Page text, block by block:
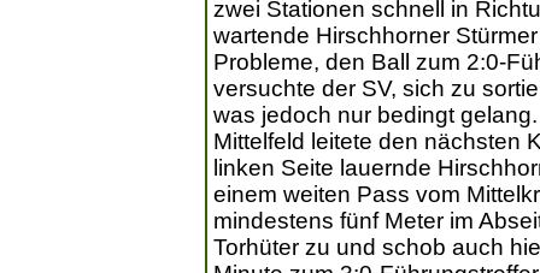
zwei Stationen schnell in
wartende Hirschhorner
Probleme, den Ball zum 2:0-
versuchte der SV, sich zu
was jedoch nur bedingt
Mittelfeld leitete den nächsten
linken Seite lauernde
einem weiten Pass vom
mindestens fünf Meter im
Torhüter zu und schob auch